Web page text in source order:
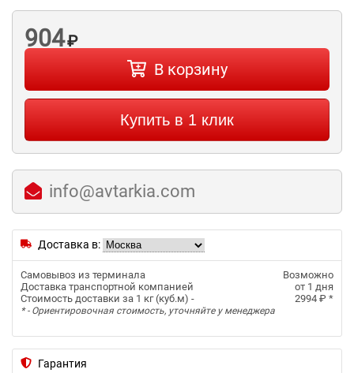
904₽
В корзину
Купить в 1 клик
info@avtarkia.com
Доставка в:
Самовывоз из терминала
Возможно
Доставка транспортной компанией
от 1 дня
Стоимость доставки за 1 кг (куб.м) -
2994 ₽ *
* - Ориентировочная стоимость, уточняйте у менеджера
Гарантия